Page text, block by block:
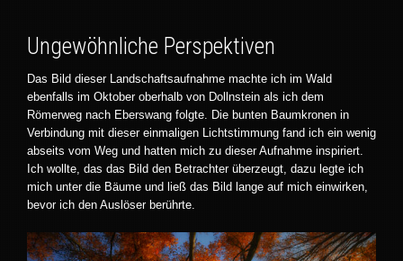
Ungewöhnliche Perspektiven
Das Bild dieser Landschaftsaufnahme machte ich im Wald
ebenfalls im Oktober oberhalb von Dollnstein als ich dem
Römerweg nach Eberswang folgte. Die bunten Baumkronen in
Verbindung mit dieser einmaligen Lichtstimmung fand ich ein wenig
abseits vom Weg und hatten mich zu dieser Aufnahme inspiriert.
Ich wollte, das das Bild den Betrachter überzeugt, dazu legte ich
mich unter die Bäume und ließ das Bild lange auf mich einwirken,
bevor ich den Auslöser berührte.